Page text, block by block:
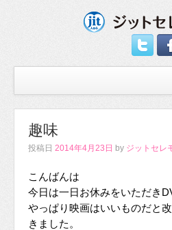
趣味
投稿日 2014年4月23日 by ジットセレ
こんばんは
今日は一日お休みをいただき
やっぱり映画はいいものだと
きました。